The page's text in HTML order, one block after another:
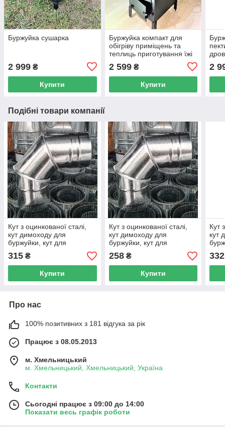
Буржуйка сушарка
2 999 ₴
Купити
Буржуйка компакт для
обігріву приміщень та
теплиць приготування їжі
гараж, бліндаж
2 599₴
Купити
2
Подібні товари компанії
Кут з оцинкованої сталі,
кут димоходу для
буржуйки, кут для
димоходу, кут для
вентиляції
315 ₴
Купити
Кут з оцинкованої сталі,
кут димоходу для
буржуйки, кут для
димоходу, кут для
вентиляції
258₴
Купити
Кут
кут
332
Про нас
100% позитивних з 181 відгука за рік
Працює з 08.05.2013
м. Хмельницький
м. Хмельницький, Хмельницький, Україна
Контакти
Сьогодні працює з 09:00 до 14:00
Показати весь графік роботи